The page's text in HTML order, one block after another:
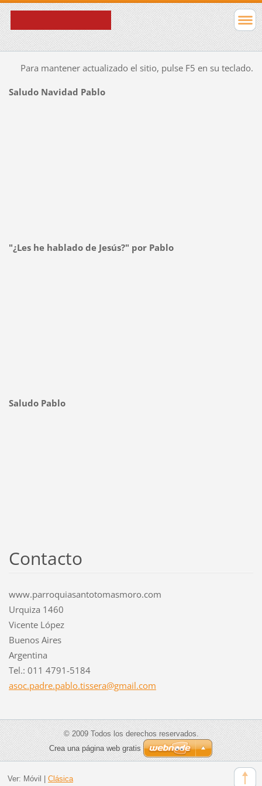
Para mantener actualizado el sitio, pulse F5 en su teclado.
Saludo Navidad Pablo
"¿Les he hablado de Jesús?" por Pablo
Saludo Pablo
Contacto
www.parroquiasantotomasmoro.com
Urquiza 1460
Vicente López
Buenos Aires
Argentina
Tel.: 011 4791-5184
asoc.padre.pablo.tissera@gmail.com
© 2009 Todos los derechos reservados.
Crea una página web gratis
Ver: Móvil Clásica